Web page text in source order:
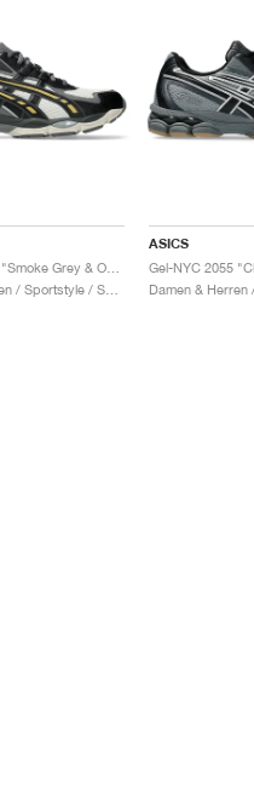
Gel-NYC 2055 "Smoke Grey & Obsidian Grey"
Damen & Herren / Sportstyle / Schuhe
ASICS
Gel-NYC 2055